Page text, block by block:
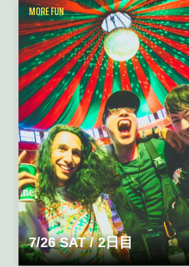
MORE FUN
7/26 SAT / 2日目